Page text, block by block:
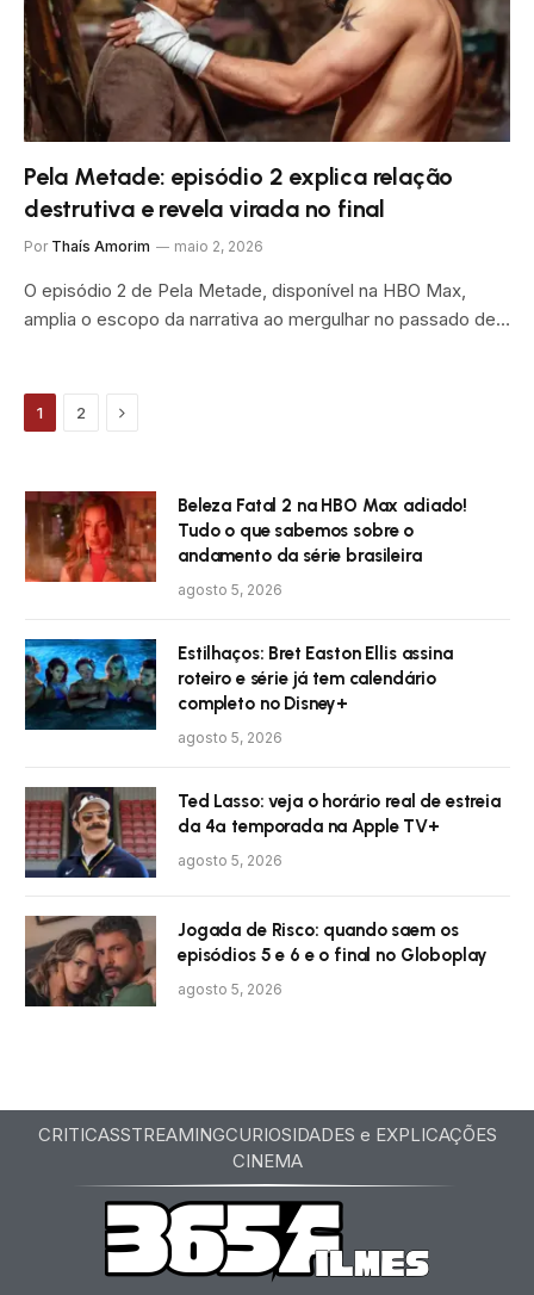
Pela Metade: episódio 2 explica relação
destrutiva e revela virada no final
Por Thaís Amorim maio 2, 2026
O episódio 2 de Pela Metade, disponível na HBO Max,
amplia o escopo da narrativa ao mergulhar no passado de…
1 2 Próximo
Beleza Fatal 2 na HBO Max adiado!
Tudo o que sabemos sobre o
andamento da série brasileira
agosto 5, 2026
Estilhaços: Bret Easton Ellis assina
roteiro e série já tem calendário
completo no Disney+
agosto 5, 2026
Ted Lasso: veja o horário real de estreia
da 4ª temporada na Apple TV+
agosto 5, 2026
Jogada de Risco: quando saem os
episódios 5 e 6 e o final no Globoplay
agosto 5, 2026
CRITICASSTREAMINGCURIOSIDADES e EXPLICAÇÕES
CINEMA